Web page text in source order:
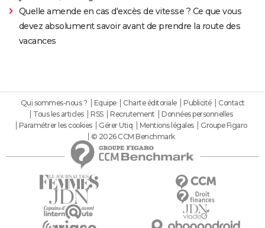
Quelle amende en cas d'excès de vitesse ? Ce que vous
devez absolument savoir avant de prendre la route des
vacances
Qui sommes-nous ? Equipe Charte éditoriale Publicité
Contact
Tous les articles
RSS Recrutement
Données personnelles
Paramétrer les cookies
Gérer Utiq Mentions légales
Groupe Figaro
© 2026 CCM Benchmark